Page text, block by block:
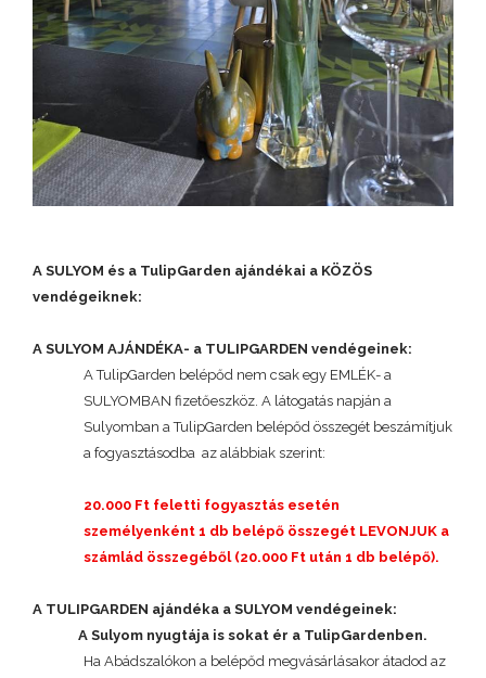
A SULYOM és a TulipGarden ajándékai a KÖZÖS
vendégeiknek:
A SULYOM AJÁNDÉKA- a TULIPGARDEN vendégeinek:
A TulipGarden belépőd nem csak egy EMLÉK- a
SULYOMBAN fizetőeszköz. A látogatás napján a
Sulyomban a TulipGarden belépőd összegét beszámítjuk
a fogyasztásodba az alábbiak szerint:
20.000 Ft feletti fogyasztás esetén
személyenként 1 db belépő összegét LEVONJUK a
számlád összegéből (20.000 Ft után 1 db belépő).
A TULIPGARDEN ajándéka a SULYOM vendégeinek:
A Sulyom nyugtája is sokat ér a TulipGardenben.
Ha Abádszalókon a belépőd megvásárlásakor átadod az